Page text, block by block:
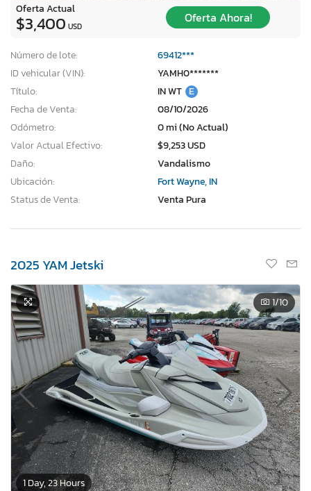
Oferta Actual
$3,400 USD
Oferta Ahora!
Número de lote:
69412***
ID vehicular (VIN):
YAMH0*******
Título:
IN WT E
Fecha de Venta:
08/10/2026
Odómetro:
0 mi (No Actual)
Valor Actual Efectivo:
$9,253 USD
Daño:
Vandalismo
Ubicación:
Fort Wayne, IN
Status de Venta:
Venta Pura
2025 YAM Jetski
1 Day, 23 Hours
1/10